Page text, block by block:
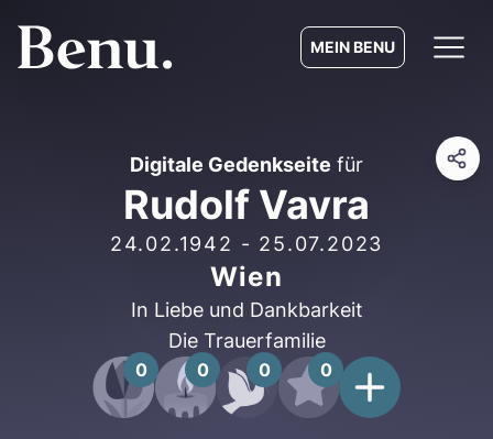
MEIN BENU
Digitale Gedenkseite für
Rudolf Vavra
24.02.1942 - 25.07.2023
Wien
In Liebe und Dankbarkeit
Die Trauerfamilie
0 0 0 0